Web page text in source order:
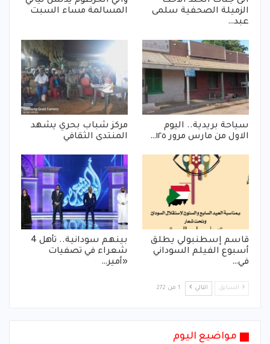
الزميلة الصحفية سلمى
عبد…
المسالمة مساء السبت
سياحة بريدية.. اليوم
الاول من مارس مرور ١٢٥…
مركز شباب بحري يشهد
المنتدى الثقافي
قاسم إسطنبولي يطلق
أسبوع الفيلم السوداني
في…
بينهم سودانية.. تأهل 4
شعراء في تصفيات
«أمير…
السابق التالي 1 من 272
مواضيع اليوم